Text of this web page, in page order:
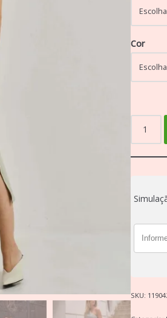
Cor
SKU: